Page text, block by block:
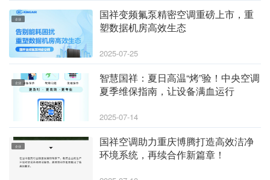
企业
国祥变频氟泵精密空调重磅上市，重
塑数据机房高效生态
2025-07-25
企业
智慧国祥：夏日高温“烤”验！中央空调
夏季维保指南，让设备满血运行
2025-07-14
企业
国祥空调助力重庆博腾打造高效洁净
环境系统，再续合作新篇章！